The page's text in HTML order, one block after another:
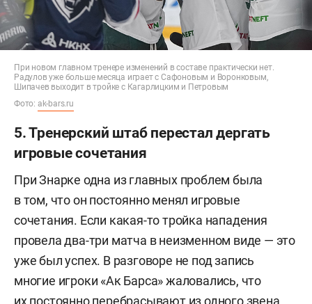
При новом главном тренере изменений в составе практически нет.
Радулов уже больше месяца играет с Сафоновым и Воронковым,
Шипачев выходит в тройке с Кагарлицким и Петровым
Фото: ak-bars.ru
5. Тренерский штаб перестал дергать
игровые сочетания
При Знарке одна из главных проблем была
в том, что он постоянно менял игровые
сочетания. Если какая-то тройка нападения
провела два-три матча в неизменном виде — это
уже был успех. В разговоре не под запись
многие игроки «Ак Барса» жаловались, что
их постоянно перебрасывают из одного звена